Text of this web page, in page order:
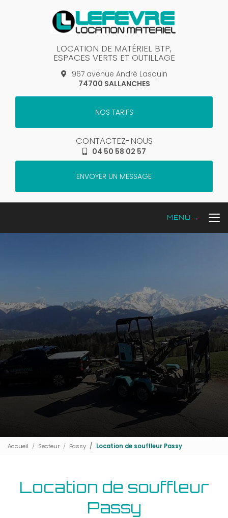
LOCATION DE MATÉRIEL BTP,
ESPACES VERTS ET OUTILLAGE
967 avenue André Lasquin
74700 SALLANCHES
NOS TARIFS
CONTACTEZ-NOUS
04 50 58 02 57
ENVOYER UN MESSAGE
Accueil Secteur Passy Location de souffleur Passy
Location de souffleur
Passy